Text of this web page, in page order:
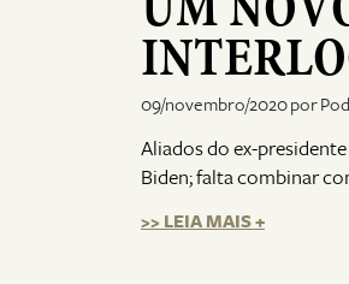
09/novembro/2020 por
Aliados do ex-
Biden; falta combinar
>> LEIA MAIS +